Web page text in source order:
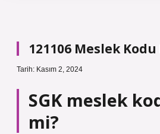
121106 Meslek Kodu
Tarih: Kasım 2, 2024
SGK meslek
mi?